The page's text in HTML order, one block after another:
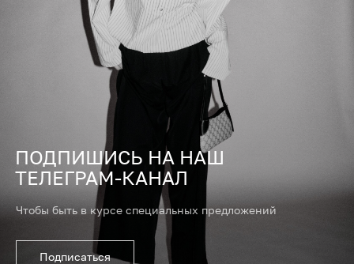
Чтобы быть в курсе специальных предложений
ПОДПИШИСЬ НА НАШ
ТЕЛЕГРАМ-КАНАЛ
Подписаться
Доставка Оферта
Возврат